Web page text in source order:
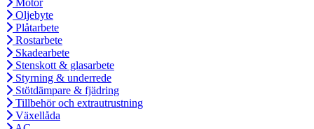
Motor
Oljebyte
Plåtarbete
Rostarbete
Skadearbete
Stenskott & glasarbete
Styrning & underrede
Stötdämpare & fjädring
Tillbehör och extrautrustning
Växellåda